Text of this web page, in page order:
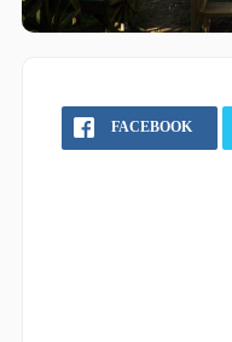
FACEBOOK